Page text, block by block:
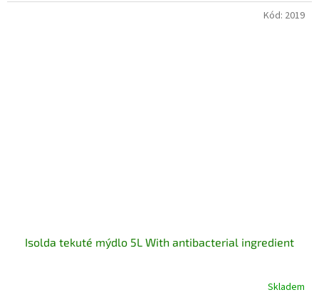
Isolda tekuté mýdlo 5L With antibacterial ingredient
Skladem
Kód: 2019